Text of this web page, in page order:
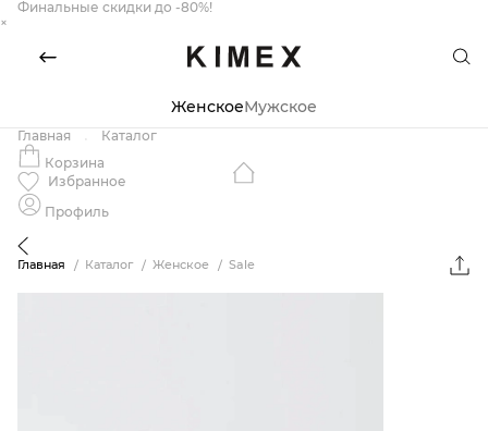
Финальные скидки до -80%!
×
ЖенскоеМужское
Главная
Каталог
Корзина
Избранное
Профиль
Главная Каталог Женское Sale